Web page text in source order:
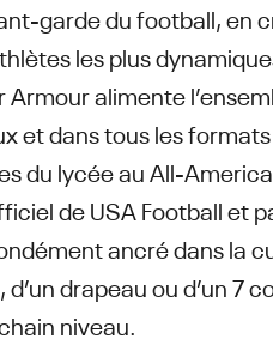
garde du football, en
les plus
alimente
et dans tous les
du lycée au All-
de USA Football et
ancré dans la
d’un drapeau ou d’un 7
niveau.